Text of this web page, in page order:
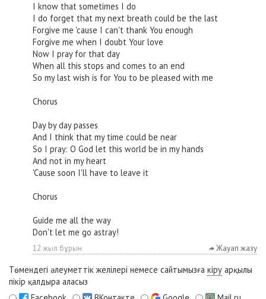
I know that sometimes I do
I do forget that my next breath could be the last
Forgive me 'cause I can't thank You enough
Forgive me when I doubt Your love
Now I pray for that day
When all this stops and comes to an end
So my last wish is for You to be pleased with me
Chorus
Day by day passes
And I think that my time could be near
So I pray: O God let this world be in my hands
And not in my heart
'Cause soon I'll have to leave it
Chorus
Guide me all the way
Don't let me go astray!
12 жыл бұрын Жауап жазу
Төмендегі әлеуметтік желілері немесе сайтымызға кіру арқылы
пікір қалдыра аласыз